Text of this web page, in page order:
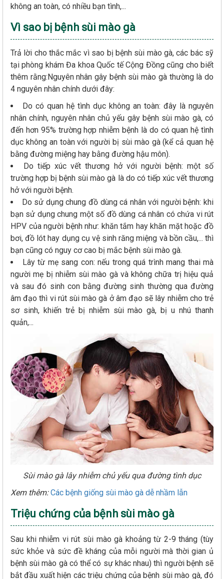
không an toàn, có nhiều bạn tình,...
Vì sao bị bệnh sùi mào gà
Trả lời cho thắc mắc vì sao bị bệnh sùi mào gà, các bác sỹ
tại phòng khám Đa khoa Quốc tế Cộng Đồng cũng cho biết
thêm rằng:Nguyên nhân gây bệnh sùi mào gà thường là do
4 nguyên nhân chính dưới đây:
Do có quan hệ tình dục không an toàn: đây là nguyên
nhân chính, nguyên nhân chủ yếu gây bệnh sùi mào gà, có
đến hơn 95% trường hợp nhiễm bệnh là do có quan hệ tình
dục không an toàn với người bị sùi mào gà (kể cả quan hệ
bằng đường miệng hay bằng đường hậu môn).
Do tiếp xúc vết thương hở với người bệnh: một số
trường hợp bị bệnh sùi mào gà là do có tiếp xúc vết thương
hở với người bệnh.
Do sử dụng chung đồ dùng cá nhân với người bệnh: khi
bạn sử dụng chung một số đồ dùng cá nhân có chứa vi rút
HPV của người bệnh như: khăn tắm hay khăn mặt hoặc đồ
bơi, đồ lót hay dụng cụ vệ sinh răng miệng và bồn cầu,... thì
bạn cũng có nguy cơ cao bị mắc bệnh sùi mào gà.
Lây từ mẹ sang con: nếu trong quá trình mang thai mà
người mẹ bị nhiễm sùi mào gà và không chữa trị hiệu quả
và sau đó sinh con bằng đường sinh thường qua đường
âm đạo thì vi rút sùi mào gà ở âm đạo sẽ lây nhiễm cho trẻ
sơ sinh, khiến trẻ bị nhiễm sùi mào gà, bị u nhú thanh
quản,...
Sùi mào gà lây nhiễm chủ yếu qua đường tình dục
Xem thêm:Các bệnh giống sùi mào gà dễ nhầm lẫn
Triệu chứng của bệnh sùi mào gà
Sau khi nhiễm vi rút sùi mào gà khoảng từ 2-9 tháng (tùy
sức khỏe và sức đề kháng của mỗi người mà thời gian ủ
bệnh sùi mào gà có thể có sự khác nhau) thì người bệnh sẽ
bắt đầu xuất hiện các triệu chứng của bệnh sùi mào gà, đó